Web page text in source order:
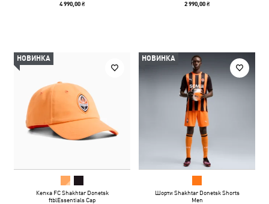
4 990,00 ₴ 2 990,00 ₴
НОВИНКА
Кепка FC Shakhtar Donetsk
ftblEssentials Cap
НОВИНКА
Шорти Shakhtar Donetsk Shorts
Men